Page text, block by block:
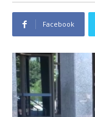
Facebook